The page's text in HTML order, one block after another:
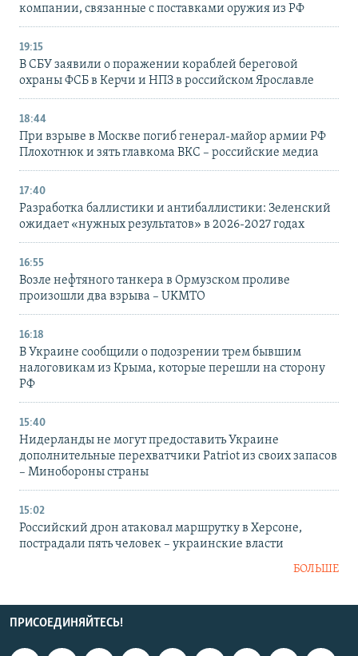
компании, связанные с поставками оружия из РФ
19:15
В СБУ заявили о поражении кораблей береговой
охраны ФСБ в Керчи и НПЗ в российском Ярославле
18:44
При взрыве в Москве погиб генерал-майор армии РФ
Плохотнюк и зять главкома ВКС – российские медиа
17:40
Разработка баллистики и антибаллистики: Зеленский
ожидает «нужных результатов» в 2026-2027 годах
16:55
Возле нефтяного танкера в Ормузском проливе
произошли два взрыва – UKMTO
16:18
В Украине сообщили о подозрении трем бывшим
налоговикам из Крыма, которые перешли на сторону
РФ
15:40
Нидерланды не могут предоставить Украине
дополнительные перехватчики Patriot из своих запасов
– Минобороны страны
15:02
Российский дрон атаковал маршрутку в Херсоне,
пострадали пять человек – украинские власти
БОЛЬШЕ
ПРИСОЕДИНЯЙТЕСЬ!